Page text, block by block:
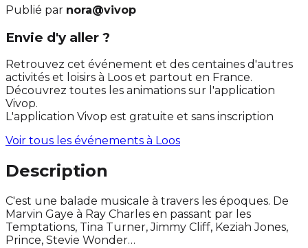
Publié par nora@vivop
Envie d'y aller ?
Retrouvez cet événement et des centaines d'autres
activités et loisirs à Loos et partout en France.
Découvrez toutes les animations sur l'application
Vivop.
L'application Vivop est gratuite et sans inscription
Voir tous les événements à Loos
Description
C'est une balade musicale à travers les époques. De
Marvin Gaye à Ray Charles en passant par les
Temptations, Tina Turner, Jimmy Cliff, Keziah Jones,
Prince, Stevie Wonder…